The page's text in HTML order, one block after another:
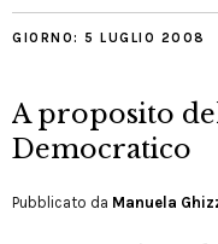
GIORNO: 5 LUGLIO 2008
A proposito
Democratico
Pubblicato da Manuela